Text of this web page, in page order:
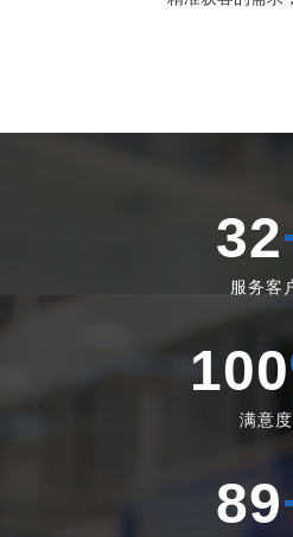
32
服务客
100
满意度
89